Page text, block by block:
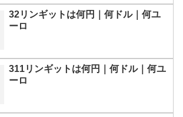
32リンギットは何円｜何ドル｜何ユ
ーロ
311リンギットは何円｜何ドル｜何ユ
ーロ